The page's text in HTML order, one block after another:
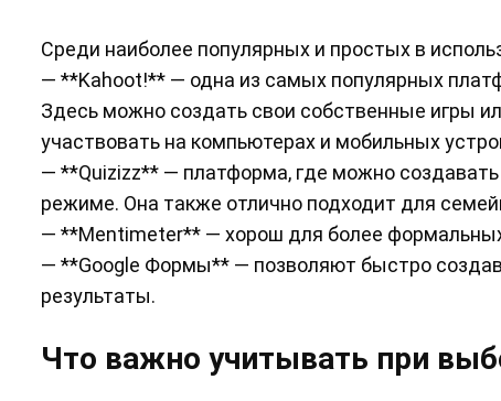
Среди наиболее популярных и простых в
— **Kahoot!** — одна из самых популярных
Здесь можно создать свои собственные игры
участвовать на компьютерах и мобильных
— **Quizizz** — платформа, где можно
режиме. Она также отлично подходит для
— **Mentimeter** — хорош для более
— **Google Формы** — позволяют быстро
результаты.
Что важно учитывать при